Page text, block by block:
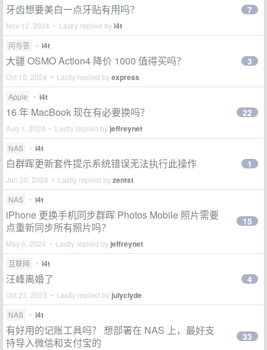
牙齿想要美白一点牙贴有用吗？
Nov 12, 2024 • Lastly replied byi4t
7
问与答 • i4t
大疆 OSMO Action4 降价 1000 值得买吗？
Oct 15, 2024 • Lastly replied byexpress
3
Apple • i4t
16 年 MacBook 现在有必要换吗？
Aug 1, 2024 • Lastly replied by jeffreynet
22
NAS • i4t
白群晖更新套件提示系统错误无法执行此操作
Jun 20, 2024 • Lastly replied byzentst
1
NAS • i4t
iPhone 更换手机同步群晖 Photos Mobile 照片需要
点重新同步所有照片吗？
May 6, 2024 • Lastly replied by jeffreynet
15
互联网 • i4t
汪峰离婚了
Oct 23, 2023 • Lastly replied by julyclyde
4
NAS • i4t
有好用的记账工具吗？ 想部署在 NAS 上，最好支
持导入微信和支付宝的
33